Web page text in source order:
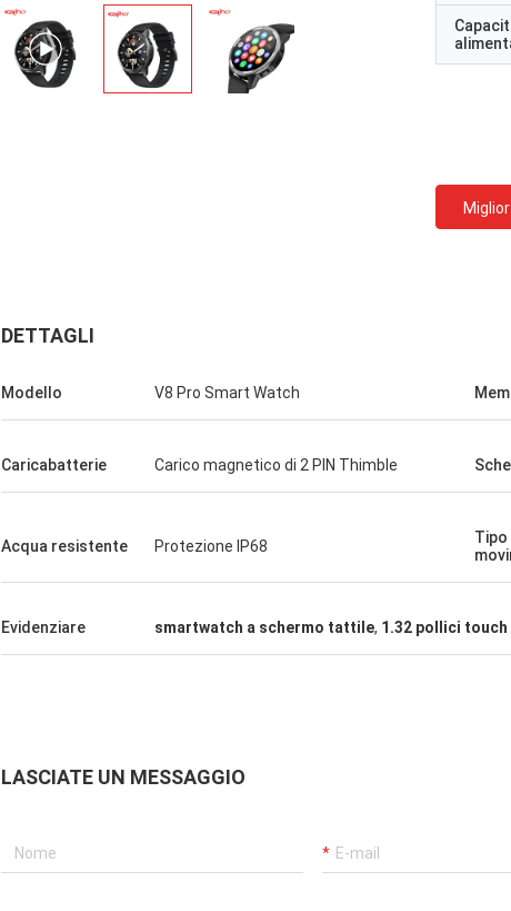
DETTAGLI
Modello V8 Pro Smart Watch
Caricabatterie Carico magnetico di 2 PIN Thimble
Acqua resistente Protezione IP68
Tipo
Evidenziare smartwatch a schermo tattile, 1.32 pollici
LASCIATE UN MESSAGGIO